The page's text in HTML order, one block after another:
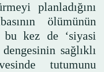
planladığını
ölümünün
bu kez de ‘siyasi
sağlıklı
tutumunu